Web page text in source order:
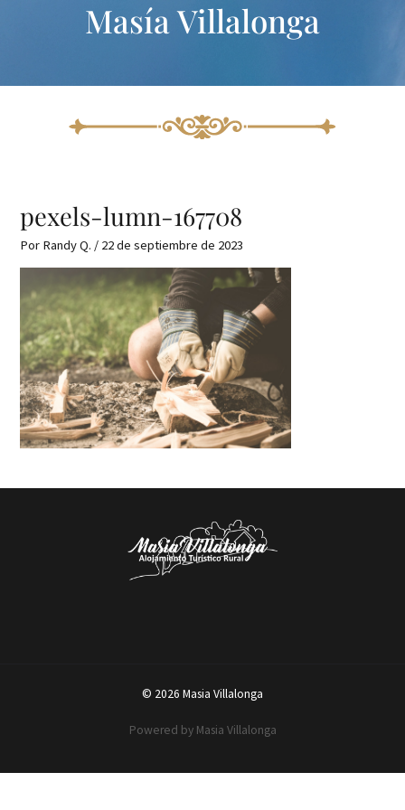
Masía Villalonga
pexels-lumn-167708
Por Randy Q. / 22 de septiembre de 2023
© 2026 Masia Villalonga
Powered by Masia Villalonga